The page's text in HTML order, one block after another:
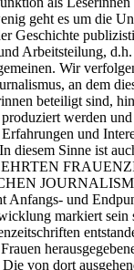
geht es um die
Geschichte
Arbeitsteilung,
Wir
an dem
beteiligt sind,
werden
und
diesem Sinne ist
Anfangs- und
markiert sein
von dort